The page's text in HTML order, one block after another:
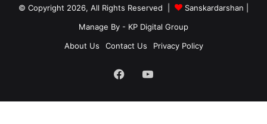
© Copyright 2026, All Rights Reserved | Sanskardarshan
Manage By - KP Digital Group
About Us
Contact Us Privacy Policy
FacebookYouTube